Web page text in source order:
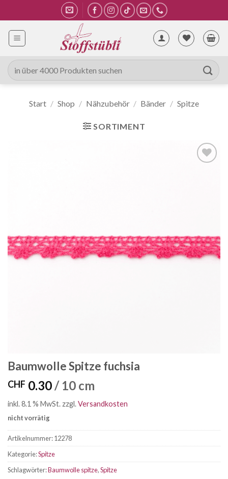
Inhalt
springen
Suche
nach:
Start / Shop / Nähzubehör / Bänder / Spitze
SORTIMENT
Baumwolle Spitze fuchsia
CHF 0.30/ 10 cm
inkl. 8.1 % MwSt. zzgl.Versandkosten
nicht vorrätig
Artikelnummer:12278
Kategorie:Spitze
Schlagwörter:Baumwolle spitze,Spitze